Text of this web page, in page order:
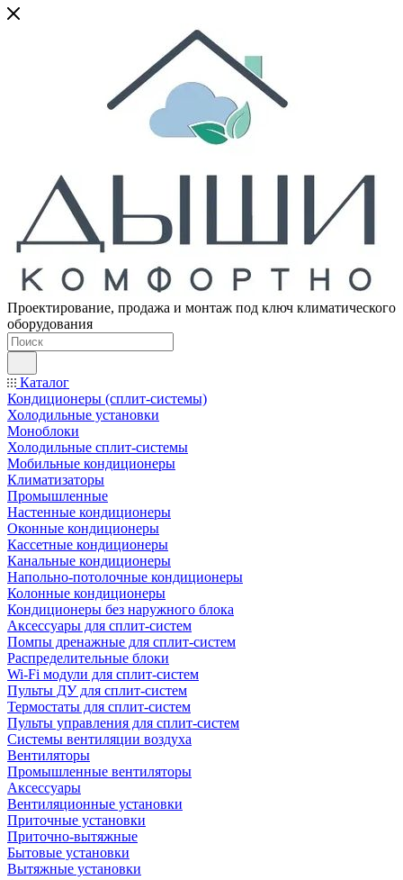
Проектирование, продажа и монтаж под ключ климатического
оборудования
Каталог
Кондиционеры (сплит-системы)
Холодильные установки
Моноблоки
Холодильные сплит-системы
Мобильные кондиционеры
Климатизаторы
Промышленные
Настенные кондиционеры
Оконные кондиционеры
Кассетные кондиционеры
Канальные кондиционеры
Напольно-потолочные кондиционеры
Колонные кондиционеры
Кондиционеры без наружного блока
Аксессуары для сплит-систем
Помпы дренажные для сплит-систем
Распределительные блоки
Wi-Fi модули для сплит-систем
Пульты ДУ для сплит-систем
Термостаты для сплит-систем
Пульты управления для сплит-систем
Системы вентиляции воздуха
Вентиляторы
Промышленные вентиляторы
Аксессуары
Вентиляционные установки
Приточные установки
Приточно-вытяжные
Бытовые установки
Вытяжные установки